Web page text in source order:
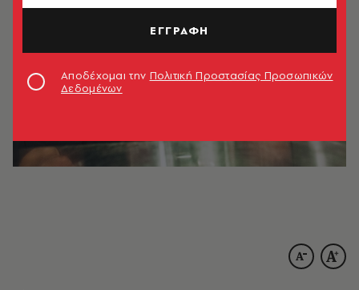
ΕΓΓΡΑΦΗ
Αποδέχομαι την Πολιτική Προστασίας Προσωπικών
Δεδομένων